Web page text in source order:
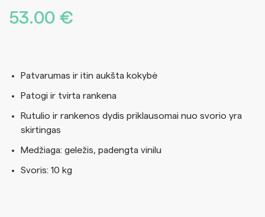
53.00 €
Patvarumas ir itin aukšta kokybė
Patogi ir tvirta rankena
Rutulio ir rankenos dydis priklausomai nuo svorio yra
skirtingas
Medžiaga: geležis, padengta vinilu
Svoris: 10 kg